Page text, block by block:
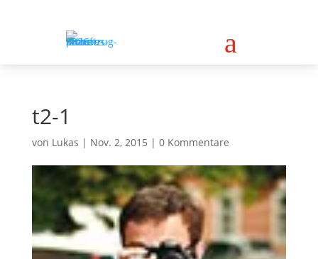
a
t2-1
von Lukas | Nov. 2, 2015 | 0 Kommentare